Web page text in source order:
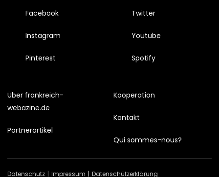
Facebook
Instagram
Pinterest
Twitter
Youtube
Spotify
Über frankreich-
webazine.de
Partnerartikel
Kooperation
Kontakt
Qui sommes-nous?
Datenschutz Impressum Datenschützerklärung